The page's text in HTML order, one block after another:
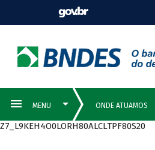
Z7_L9KEH4O0LORH80ALCLTPF80S20